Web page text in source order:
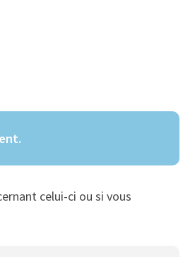
celui-ci ou si vous